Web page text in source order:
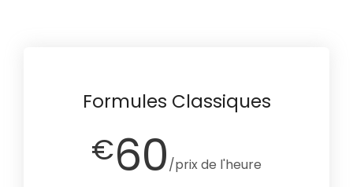
Formules Classiques
€60/prix de l'heure